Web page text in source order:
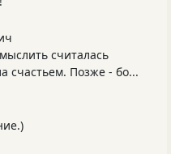
считалась
счастьем. Позже - бо...